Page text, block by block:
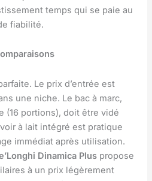
temps qui se paie au
fiabilité.
Le prix d’entrée est
une niche. Le bac à marc,
(16 portions), doit être vidé
à lait intégré est pratique
immédiat après utilisation.
Dinamica Pluspropose
à un prix légèrement